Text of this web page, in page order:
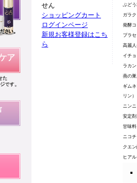
せん
ショッピングカート
ログインページ
新規お客様登録はこち
ら
ぶど
ガラ
発酵
プラ
高麗
イチ
ラカ
燕の
ギム
リン）
ニン
安定
甘味
ニコ
クエ
ヒア